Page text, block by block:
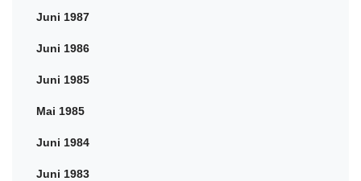
Juni 1987
Juni 1986
Juni 1985
Mai 1985
Juni 1984
Juni 1983